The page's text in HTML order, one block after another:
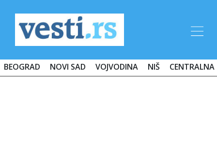
BEOGRAD NOVI SAD VOJVODINA NIŠ CENTRALNA